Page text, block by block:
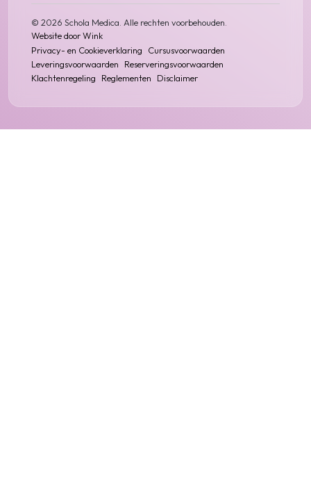
© 2026 Schola Medica. Alle rechten voorbehouden.
Website door Wink
Privacy- en Cookieverklaring
Cursusvoorwaarden
Leveringsvoorwaarden
Reserveringsvoorwaarden
Klachtenregeling
Reglementen Disclaimer